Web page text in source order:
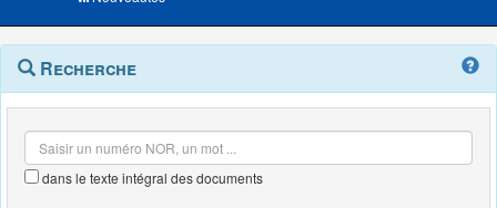
Navigation
outils
Menu
contextuel
Recherche
dans le texte intégral des documents